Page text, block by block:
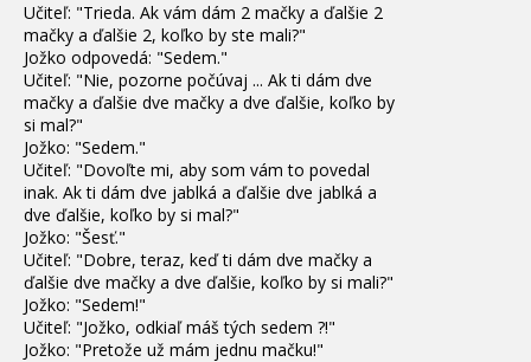
Učiteľ: "Trieda. Ak vám dám 2 mačky a ďalšie 2
mačky a ďalšie 2, koľko by ste mali?"
Jožko odpovedá: "Sedem."
Učiteľ: "Nie, pozorne počúvaj ... Ak ti dám dve
mačky a ďalšie dve mačky a dve ďalšie, koľko by
si mal?"
Jožko: "Sedem."
Učiteľ: "Dovoľte mi, aby som vám to povedal
inak. Ak ti dám dve jablká a ďalšie dve jablká a
dve ďalšie, koľko by si mal?"
Jožko: "Šesť."
Učiteľ: "Dobre, teraz, keď ti dám dve mačky a
ďalšie dve mačky a dve ďalšie, koľko by si mali?"
Jožko: "Sedem!"
Učiteľ: "Jožko, odkiaľ máš tých sedem ?!"
Jožko: "Pretože už mám jednu mačku!"